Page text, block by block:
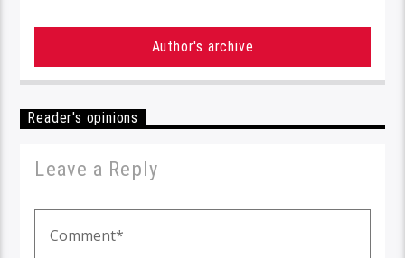
Author's archive
Reader's opinions
Leave a Reply